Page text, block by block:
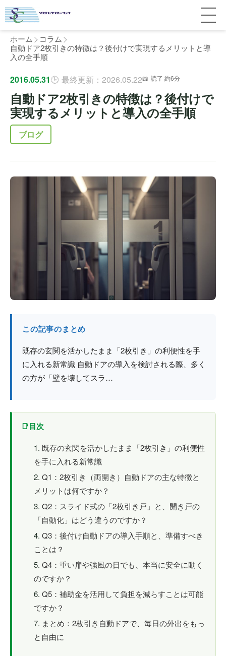
サービス紹介
料金
補助金
個人宅
マンション
ホテル
工場・倉庫
全国対応について
関西エリア
施工事例
個人のお客様へ
法人のお客様へ
ホーム
コラム
自動ドア2枚引きの特徴は？後付けで実現するメリットと導
入の全手順
2016.05.31 最終更新：2026.05.22 読了 約6分
自動ドア2枚引きの特徴は？後付けで
実現するメリットと導入の全手順
ブログ
この記事のまとめ
既存の玄関を活かしたまま「2枚引き」の利便性を手
に入れる新常識 自動ドアの導入を検討される際、多く
の方が「壁を壊してスラ…
目次
既存の玄関を活かしたまま「2枚引き」の利便性
を手に入れる新常識
Q1：2枚引き（両開き）自動ドアの主な特徴と
メリットは何ですか？
Q2：スライド式の「2枚引き戸」と、開き戸の
「自動化」はどう違うのですか？
Q3：後付け自動ドアの導入手順と、準備すべき
ことは？
Q4：重い扉や強風の日でも、本当に安全に動く
のですか？
Q5：補助金を活用して負担を減らすことは可能
ですか？
まとめ：2枚引き自動ドアで、毎日の外出をもっ
と自由に